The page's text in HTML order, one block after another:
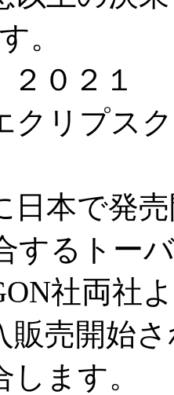
。
２０２１
リプス
日本で発
するトー
社両社
販売開始
ます。